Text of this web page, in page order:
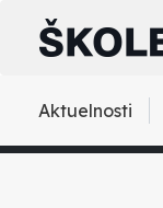
Aktuelnosti